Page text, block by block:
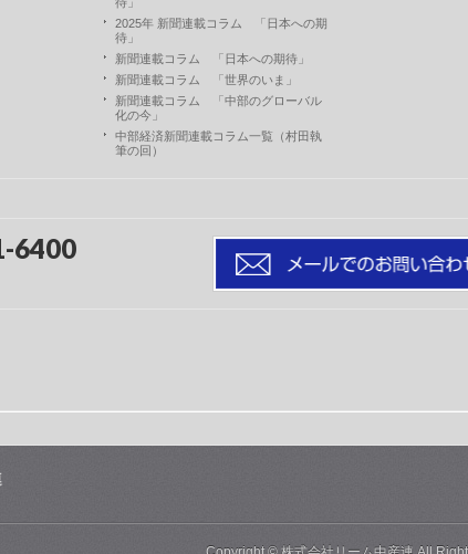
2025年 新聞連載コラム 「日本への期
待」
新聞連載コラム 「日本への期待」
新聞連載コラム 「世界のいま」
新聞連載コラム 「中部のグローバル
化の今」
中部経済新聞連載コラム一覧（村田執
筆の回）
6400